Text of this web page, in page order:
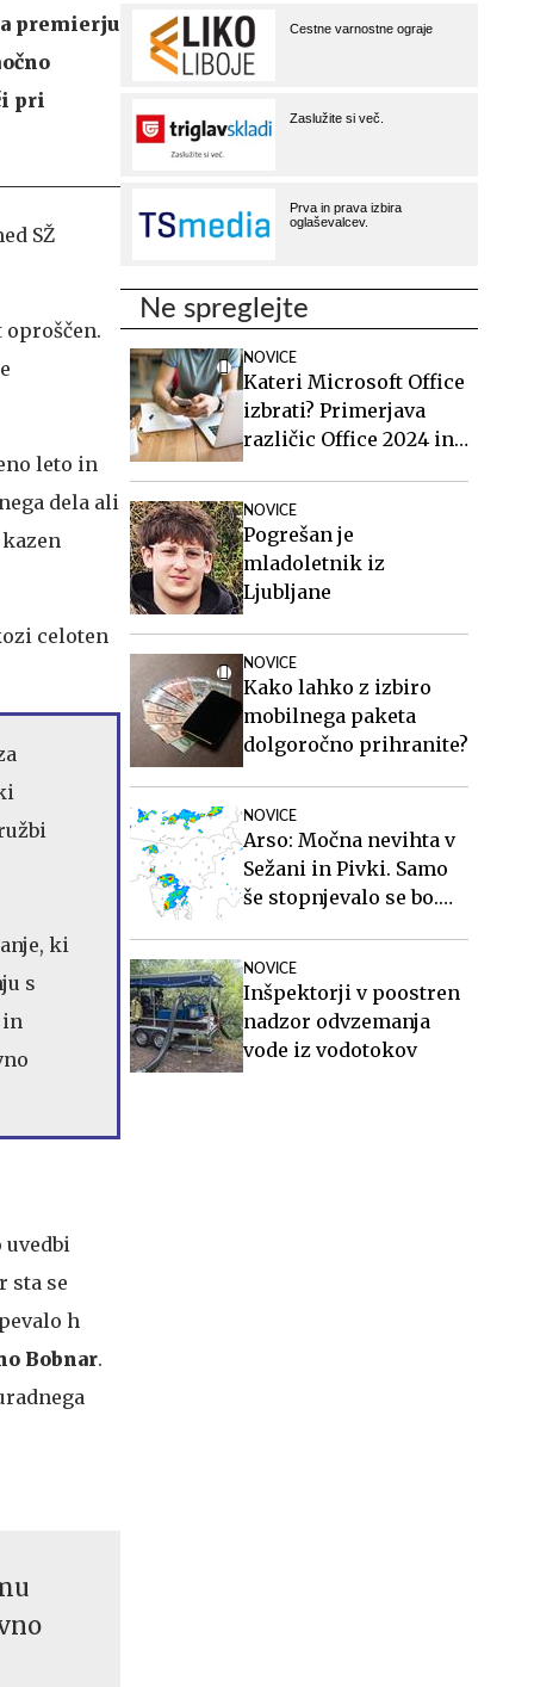
premierju
pri
SŽ
leto in
dela ali
celoten
ki
s
in
sta se
h
Bobnar.
Ne spreglejte
NOVICE
Kateri Microsoft Office
izbrati? Primerjava
različic Office 2024 in
NOVICE
Pogrešan je
mladoletnik iz
Ljubljane
NOVICE
Kako lahko z izbiro
mobilnega paketa
dolgoročno prihranite?
NOVICE
Arso: Močna nevihta v
Sežani in Pivki. Samo
še stopnjevalo se bo.
NOVICE
Inšpektorji v poostren
nadzor odvzemanja
vode iz vodotokov